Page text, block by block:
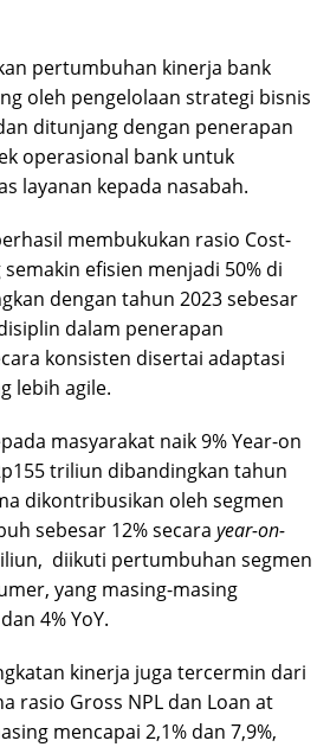
pertumbuhan kinerja bank
oleh pengelolaan strategi bisnis
ditunjang dengan penerapan
operasional bank untuk
layanan kepada nasabah.
membukukan rasio Cost-
semakin efisien menjadi 50% di
dengan tahun 2023 sebesar
dalam penerapan
konsisten disertai adaptasi
lebih agile.
masyarakat naik 9% Year-on
triliun dibandingkan tahun
dikontribusikan oleh segmen
sebesar 12% secara year-on-
diikuti pertumbuhan segmen
yang masing-masing
4% YoY.
kinerja juga tercermin dari
rasio Gross NPL dan Loan at
mencapai 2,1% dan 7,9%,